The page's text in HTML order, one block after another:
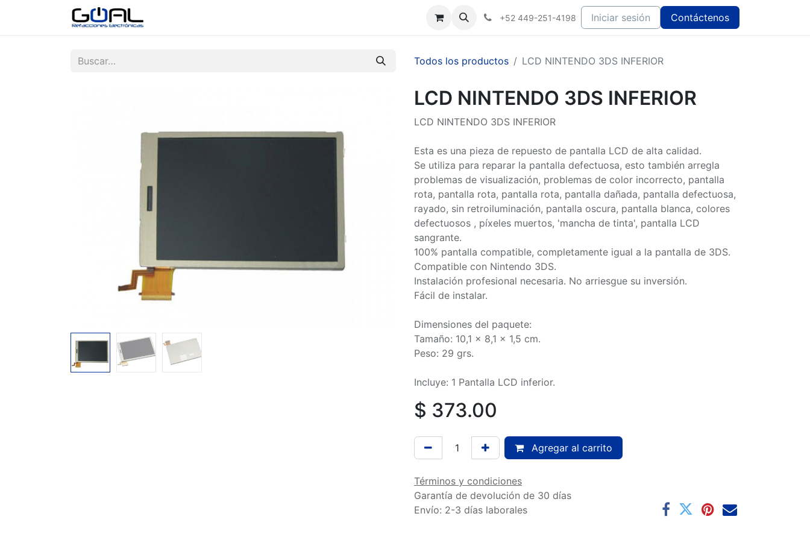
+52 449-251-4198 Iniciar sesión Contáctenos
Todos los productos LCD NINTENDO 3DS INFERIOR
LCD NINTENDO 3DS INFERIOR
LCD NINTENDO 3DS INFERIOR
Esta es una pieza de repuesto de pantalla LCD de alta calidad.
Se utiliza para reparar la pantalla defectuosa, esto también arregla
problemas de visualización, problemas de color incorrecto, pantalla
rota, pantalla rota, pantalla rota, pantalla dañada, pantalla defectuosa,
rayado, sin retroiluminación, pantalla oscura, pantalla blanca, colores
defectuosos , píxeles muertos, 'mancha de tinta', pantalla LCD
sangrante.
100% pantalla compatible, completamente igual a la pantalla de 3DS.
Compatible con Nintendo 3DS.
Instalación profesional necesaria. No arriesgue su inversión.
Fácil de instalar.
Dimensiones del paquete:
Tamaño: 10,1 x 8,1 x 1,5 cm.
Peso: 29 grs.
Incluye: 1 Pantalla LCD inferior.
$ 373.00
Agregar al carrito
Términos y condiciones
Garantía de devolución de 30 días
Envío: 2-3 días laborales